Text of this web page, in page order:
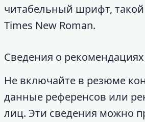
читабельный шрифт,
Times New Roman.
Сведения о рекомендациях
Не включайте в резюме
данные референсов или
лиц. Эти сведения можно